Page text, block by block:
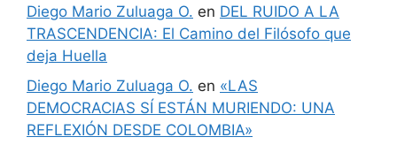
Diego Mario Zuluaga O. en DEL RUIDO A LA
TRASCENDENCIA: El Camino del Filósofo que
deja Huella
Diego Mario Zuluaga O. en «LAS
DEMOCRACIAS SÍ ESTÁN MURIENDO: UNA
REFLEXIÓN DESDE COLOMBIA»